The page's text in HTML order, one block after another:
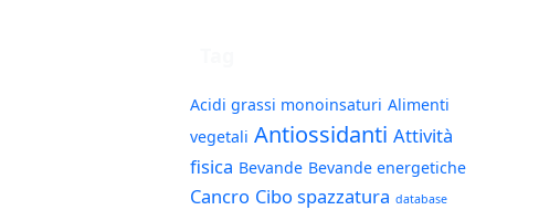
Acidi grassi monoinsaturi Alimenti
vegetali Antiossidanti Attività
fisica Bevande Bevande energetiche
Cancro Cibo spazzatura database